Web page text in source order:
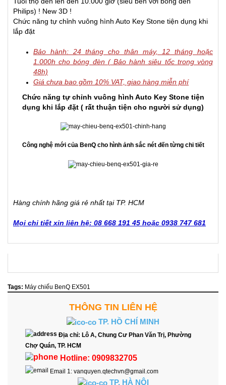
Philips) ! New 3D !
Chức năng tự chỉnh vuông hình Auto Key Stone tiện dụng khi
lắp đặt
Bảo hành: 24 tháng cho thân máy, 12 tháng hoặc
1.000h cho bóng đèn ( Bảo hành siêu tốc trong vòng
48h)
Giá chưa bao gồm 10% VAT, giao hàng miễn phí
Chức năng tự chỉnh vuông hình Auto Key Stone tiện
dụng khi lắp đặt ( rất thuận tiện cho người sử dụng)
Công nghệ mới của BenQ cho hình ảnh sắc nét đến từng chi tiết
Hàng chính hãng giá rẻ nhất tại TP. HCM
Mọi chi tiết xin liên hệ: 08 668 191 45 hoặc 0938 747 681
Tags: Máy chiếu BenQ EX501
THÔNG TIN LIÊN HỆ
TP. HỒ CHÍ MINH
Địa chỉ: Lô A, Chung Cư Phan Văn Trị, Phường
Chợ Quán, TP. HCM
Hotline: 0909832705
Email 1: vanquyen.qtechvn@gmail.com
TP. HÀ NỘI